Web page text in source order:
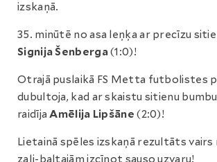
izskaņā.
35. minūtē no asa leņķa ar precīzu
Signija Šenberga(1:0)!
Otrajā puslaikā FS Metta futbolistes
dubultoja, kad ar skaistu sitienu
raidījaAmēlija Lipšāne (2:0)!
Lietainā spēles izskaņā rezultāts vairs
zaļi-baltajām izcīnot sauso uzvaru!